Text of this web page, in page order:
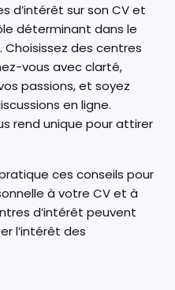
d’intérêt sur son CV et
déterminant dans le
des centres
vous avec clarté,
passions, et soyez
en ligne.
rend unique pour attirer
ces conseils pour
à votre CV et à
d’intérêt peuvent
l’intérêt des